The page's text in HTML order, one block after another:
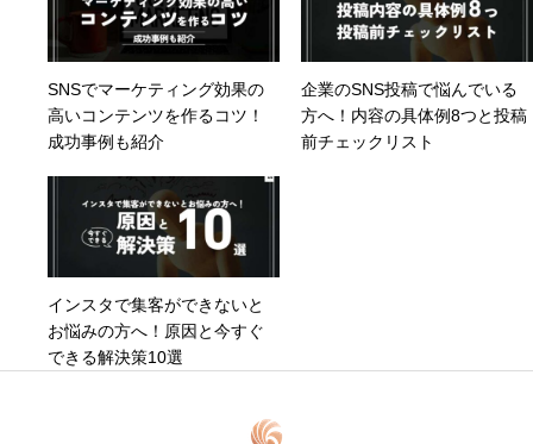
SNSでマーケティング効果の
高いコンテンツを作るコツ！
成功事例も紹介
企業のSNS投稿で悩んでいる
方へ！内容の具体例8つと投稿
前チェックリスト
インスタで集客ができないと
お悩みの方へ！原因と今すぐ
できる解決策10選